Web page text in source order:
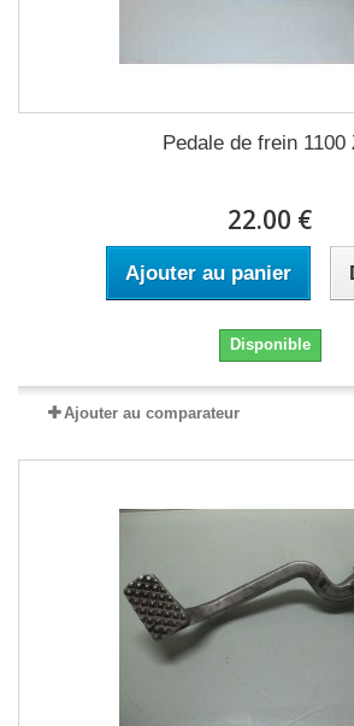
Pedale de frein 1100
22.00 €
Ajouter au panier
Disponible
Ajouter au comparateur